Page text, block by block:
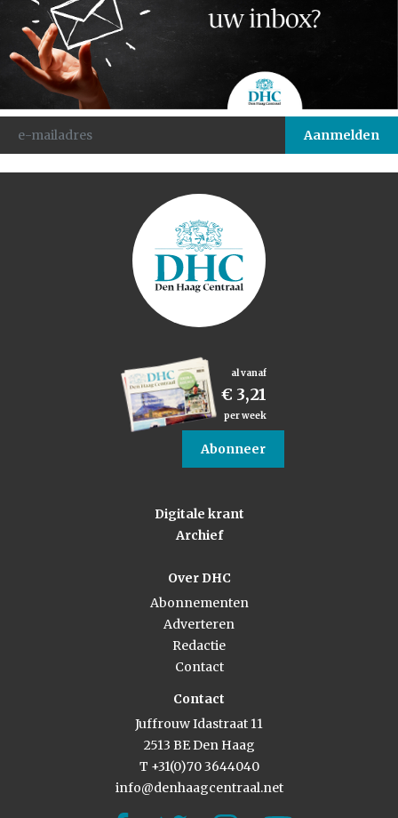
al vanaf
€ 3,21
per week
Abonneer
Digitale krant
Archief
Over DHC
Abonnementen
Adverteren
Redactie
Contact
Contact
Juffrouw Idastraat 11
2513 BE Den Haag
T +31(0)70 3644040
info@denhaagcentraal.net